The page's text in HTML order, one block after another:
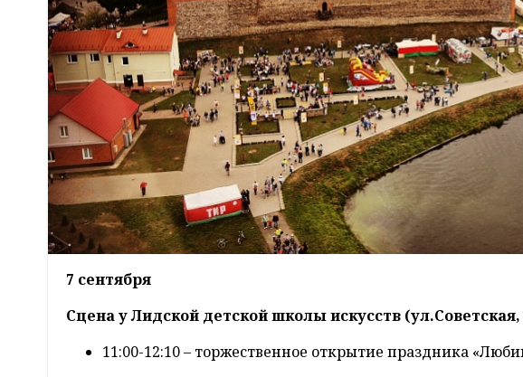
7 сентября
Сцена у Лидской детской школы искусств (ул.Советская,
11:00-12:10 – торжественное открытие праздника